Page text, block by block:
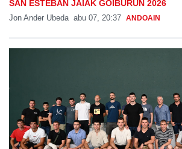
SAN ESTEBAN JAIAK GOIBURUN 2026
Jon Ander Ubeda abu 07, 20:37 ANDOAIN